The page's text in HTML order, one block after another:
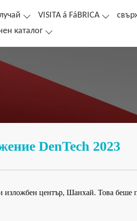
VISITA á FáBRICA
каталог
DenTech 2023
център, Шанхай. Това беше